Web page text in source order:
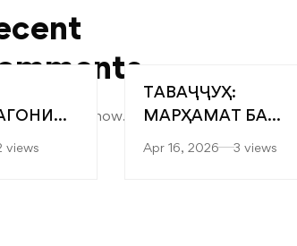
views
ТАВАҶҶУҲ:
МАРҲАМАТ БА
Apr 16, 2026 3 views
to show.